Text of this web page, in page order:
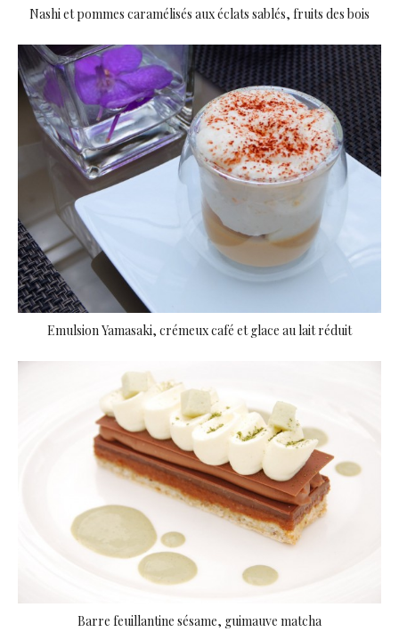
Nashi et pommes caramélisés aux éclats sablés, fruits des bois
Emulsion Yamasaki, crémeux café et glace au lait réduit
Barre feuillantine sésame, guimauve matcha